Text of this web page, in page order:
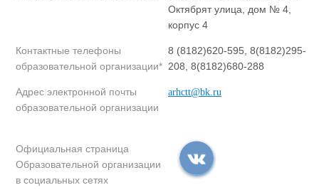
Октябрят улица, дом № 4,
корпус 4
Контактные телефоны
образовательной организации*
8 (8182)620-595, 8(8182)295-
208, 8(8182)680-288
Адрес электронной почты
образовательной организации
arhctt@bk.ru
Официальная страница
Образовательной организации
в социальных сетях